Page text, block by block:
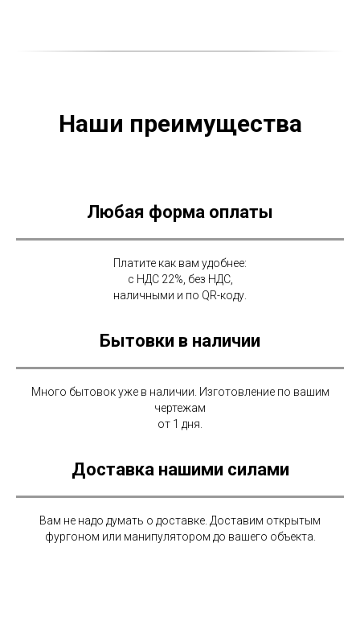
Наши преимущества
Любая форма оплаты
Платите как вам удобнее:
с НДС 22%, без НДС,
наличными и по QR-коду.
Бытовки в наличии
Много бытовок уже в наличии. Изготовление по вашим
чертежам
от 1 дня.
Доставка нашими силами
Вам не надо думать о доставке. Доставим открытым
фургоном или манипулятором до вашего объекта.